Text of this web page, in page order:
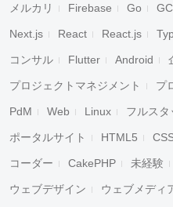
メルカリ Firebase Go
Next.js React React.js
コンサル Flutter Android
プロジェクトマネジメント プ
PdM Web Linux フルスタ
ポータルサイト HTML5
コーダー CakePHP 未経験
ウェブデザイン ウェブメディ